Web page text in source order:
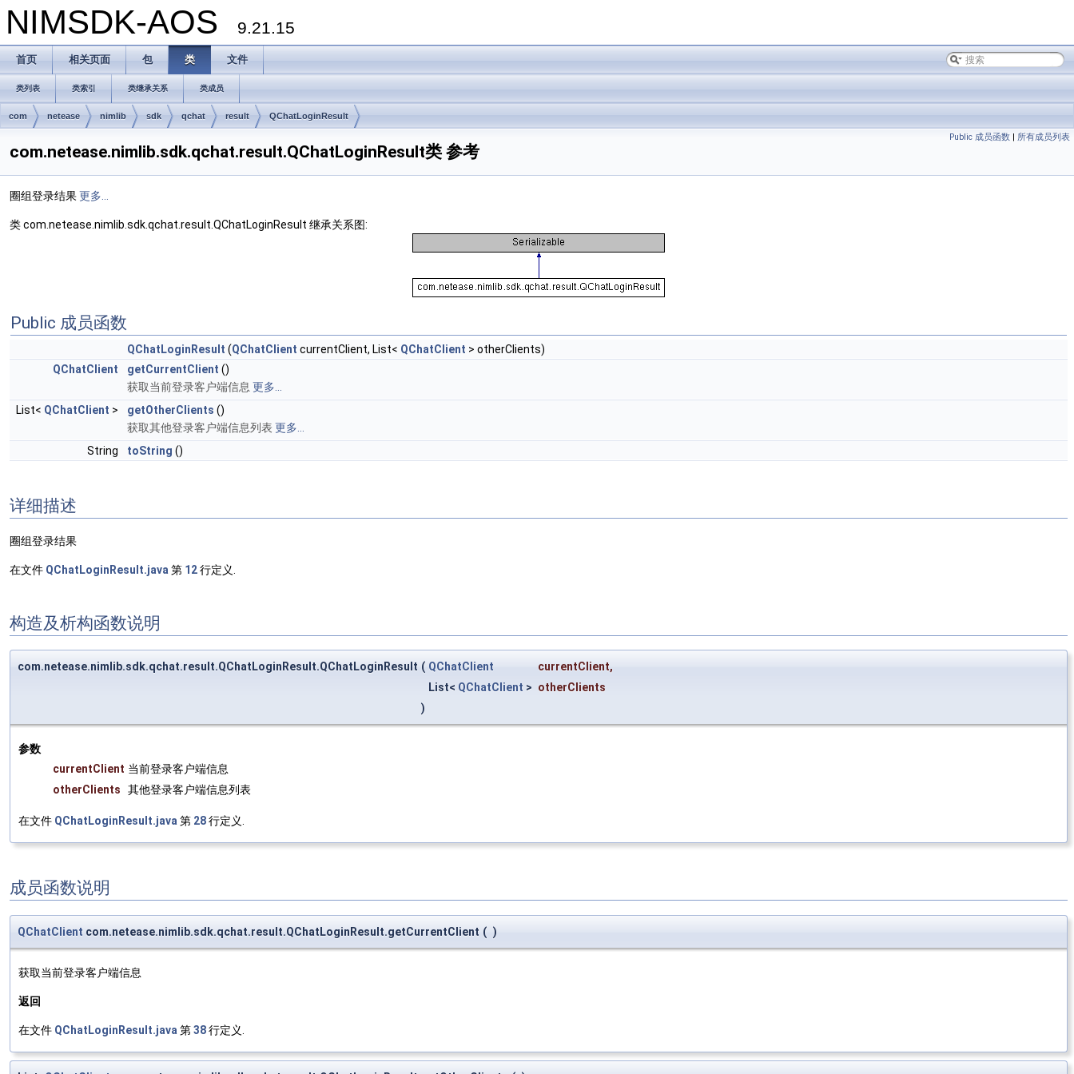
NIMSDK-AOS 9.21.15
首页 相关页面 包 类 文件
类列表 类索引 类继承关系 类成员
com netease nimlib sdk qchat result QChatLoginResult
Public 成员函数 | 所有成员列表
com.netease.nimlib.sdk.qchat.result.QChatLoginResult类 参考
圈组登录结果更多...
类 com.netease.nimlib.sdk.qchat.result.QChatLoginResult 继承关系图:
Public 成员函数
QChatLoginResult (QChatClient currentClient, List< QChatClient > otherClients)
QChatClient
getCurrentClient ()
获取当前登录客户端信息 更多...
List< QChatClient > getOtherClients ()
获取其他登录客户端信息列表 更多...
String
toString ()
详细描述
圈组登录结果
在文件 QChatLoginResult.java 第 12行定义.
构造及析构函数说明
com.netease.nimlib.sdk.qchat.result.QChatLoginResult.QChatLoginResult ( QChatClient currentClient,
List< QChatClient > otherClients
)
参数
currentClient 当前登录客户端信息
otherClients
其他登录客户端信息列表
在文件 QChatLoginResult.java第 28行定义.
成员函数说明
QChatClient com.netease.nimlib.sdk.qchat.result.QChatLoginResult.getCurrentClient ( )
获取当前登录客户端信息
返回
在文件 QChatLoginResult.java 第38行定义.